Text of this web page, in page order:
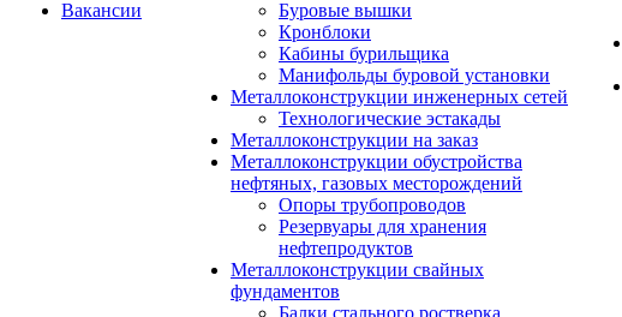
Вакансии
Буровые вышки
Кронблоки
Кабины бурильщика
Манифольды буровой установки
Металлоконструкции инженерных сетей
Технологические эстакады
Металлоконструкции на заказ
Металлоконструкции обустройства
нефтяных, газовых месторождений
Опоры трубопроводов
Резервуары для хранения
нефтепродуктов
Металлоконструкции свайных
фундаментов
Балки стального ростверка